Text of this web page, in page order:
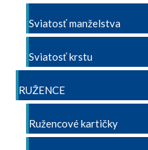
Sviatosť manželstva
Sviatosť krstu
RUŽENCE
Ružencové kartičky